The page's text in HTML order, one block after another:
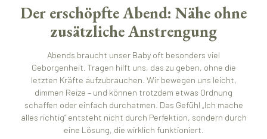
Der erschöpfte Abend: Nähe ohne
zusätzliche Anstrengung
Abends braucht unser Baby oft besonders viel
Geborgenheit. Tragen hilft uns, das zu geben, ohne die
letzten Kräfte aufzubrauchen. Wir bewegen uns leicht,
dimmen Reize – und können trotzdem etwas Ordnung
schaffen oder einfach durchatmen. Das Gefühl „Ich mache
alles richtig“ entsteht nicht durch Perfektion, sondern durch
eine Lösung, die wirklich funktioniert.